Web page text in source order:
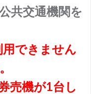
共交通機関を
できません
売機が1台し